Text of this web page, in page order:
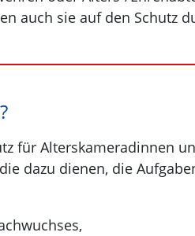
auch sie auf den Schutz
für Alterskameradinnen
dazu dienen, die